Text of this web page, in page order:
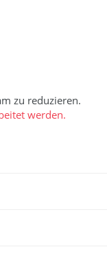
zu reduzieren.
werden.